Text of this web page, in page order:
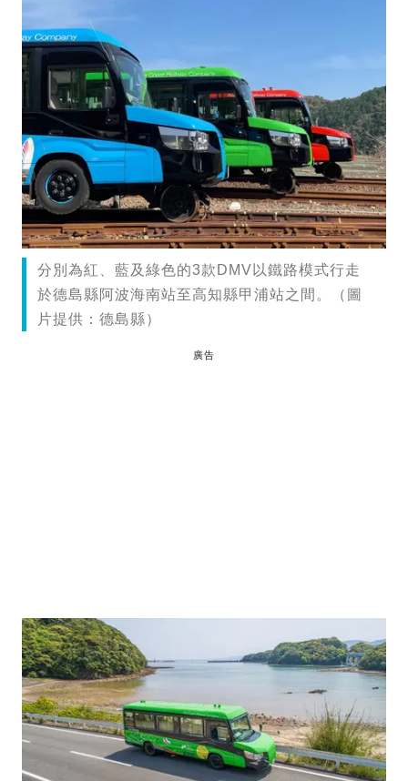
分別為紅、藍及綠色的3款DMV以鐵路模式行走
於德島縣阿波海南站至高知縣甲浦站之間。（圖
片提供：德島縣）
廣告